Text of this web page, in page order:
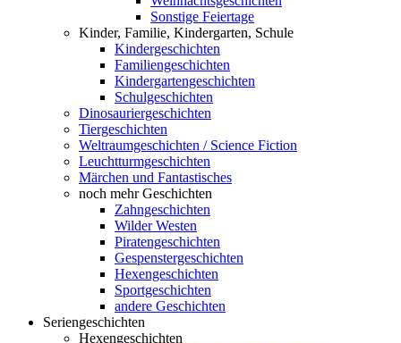
Sonstige Feiertage
Kinder, Familie, Kindergarten, Schule
Kindergeschichten
Familiengeschichten
Kindergartengeschichten
Schulgeschichten
Dinosauriergeschichten
Tiergeschichten
Weltraumgeschichten / Science Fiction
Leuchtturmgeschichten
Märchen und Fantastisches
noch mehr Geschichten
Zahngeschichten
Wilder Westen
Piratengeschichten
Gespenstergeschichten
Hexengeschichten
Sportgeschichten
andere Geschichten
Seriengeschichten
Hexengeschichten